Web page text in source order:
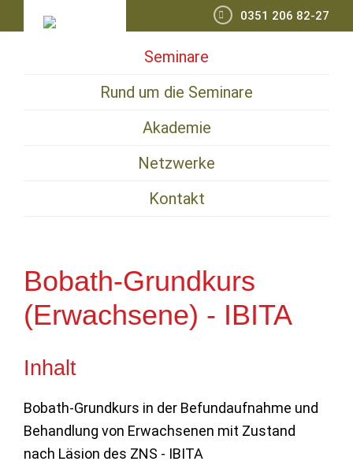
Hauptnavigation
Inhalt
Seitenspalte
0351 206 82-27
Seminare
Rund um die Seminare
Akademie
Netzwerke
Kontakt
Bobath-Grundkurs
(Erwachsene) - IBITA
Inhalt
Bobath-Grundkurs in der Befundaufnahme und
Behandlung von Erwachsenen mit Zustand
nach Läsion des ZNS - IBITA